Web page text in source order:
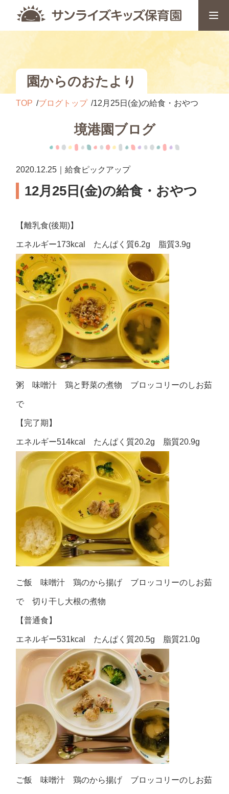
園からのおたより
TOP ブログトップ 12月25日(金)の給食・おやつ
境港園ブログ
2020.12.25｜給食ピックアップ
12月25日(金)の給食・おやつ
【離乳食(後期)】
エネルギー173kcal たんぱく質6.2g 脂質3.9g
粥 味噌汁 鶏と野菜の煮物 ブロッコリーのしお茹
で
【完了期】
エネルギー514kcal たんぱく質20.2g 脂質20.9g
ご飯 味噌汁 鶏のから揚げ ブロッコリーのしお茹
で 切り干し大根の煮物
【普通食】
エネルギー531kcal たんぱく質20.5g 脂質21.0g
ご飯 味噌汁 鶏のから揚げ ブロッコリーのしお茹